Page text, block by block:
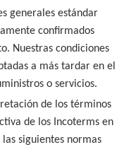
generales estándar
confirmados
Nuestras condiciones
a más tardar en el
o servicios.
de los términos
de los Incoterms en
siguientes normas